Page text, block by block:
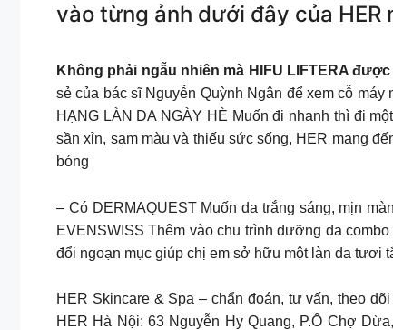
vào từng ảnh dưới đây của HER
Không phải ngẫu nhiên mà HIFU LIFTERA
sẻ của bác sĩ Nguyễn Quỳnh Ngân để xem cỗ
HẠNG LÀN DA NGÀY HÈ Muốn đi nhanh thì đi
sần xỉn, sạm màu và thiếu sức sống, HER mang
bóng
– Có DERMAQUEST Muốn da trắng sáng, mịn
EVENSWISS Thêm vào chu trình dưỡng da
đổi ngoạn mục giúp chị em sở hữu một làn da tươi
HER Skincare & Spa – chẩn đoán, tư vấn, theo
HER Hà Nội: 63 Nguyễn Hy Quang, P.Ô Chợ